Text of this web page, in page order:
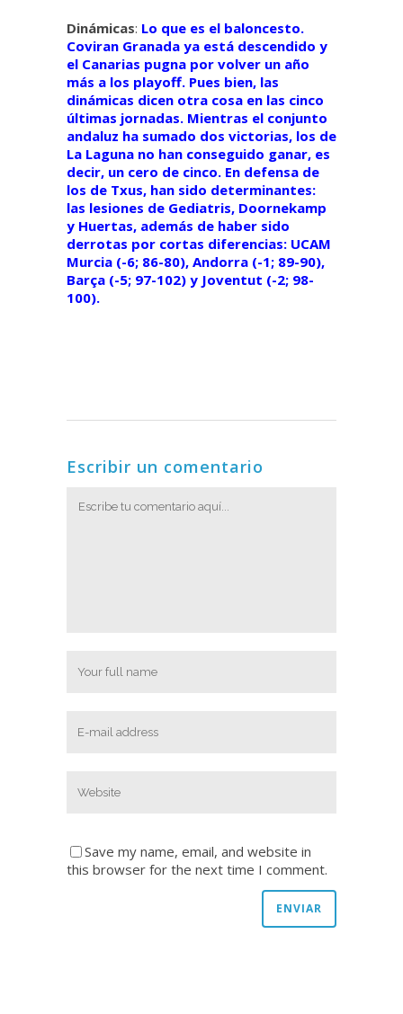
Dinámicas: Lo que es el baloncesto.
Coviran Granada ya está descendido y
el Canarias pugna por volver un año
más a los playoff. Pues bien, las
dinámicas dicen otra cosa en las cinco
últimas jornadas. Mientras el conjunto
andaluz ha sumado dos victorias, los de
La Laguna no han conseguido ganar, es
decir, un cero de cinco. En defensa de
los de Txus, han sido determinantes:
las lesiones de Gediatris, Doornekamp
y Huertas, además de haber sido
derrotas por cortas diferencias: UCAM
Murcia (-6; 86-80), Andorra (-1; 89-90),
Barça (-5; 97-102) y Joventut (-2; 98-
100).
Escribir un comentario
Save my name, email, and website in
this browser for the next time I comment.